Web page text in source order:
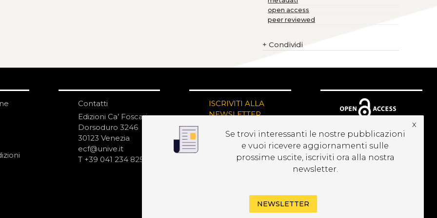
open access
peer reviewed
+ Condividi
Contatti
Edizioni Ca’ Foscari
Dorsoduro 3246
30123 Venezia
ecf@unive.it
T +39 041 234 8250
ISCRIVITI ALLA
NEWSLETTER
Se trovi interessanti le nostre pubblicazioni
e vuoi ricevere aggiornamenti sulle
prossime uscite, iscriviti ora alla nostra
newsletter.
x
NEWSLETTER